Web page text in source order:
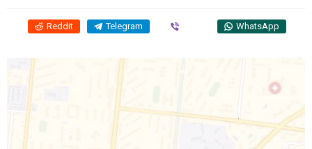
Reddit Telegram WhatsApp